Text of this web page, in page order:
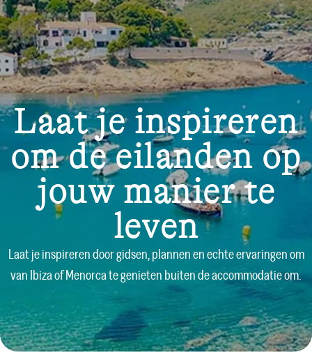
Laat je inspireren
om de eilanden op
jouw manier te
leven
Laat je inspireren door gidsen, plannen en echte ervaringen om
van Ibiza of Menorca te genieten buiten de accommodatie om.